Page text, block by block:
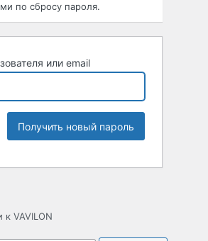
по сбросу пароля.
или email
VAVILON